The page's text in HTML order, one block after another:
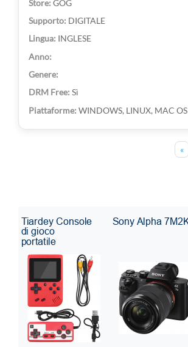
GOG
DIGITALE
INGLESE
Sì
WINDOWS, LINUX, MAC OS
«